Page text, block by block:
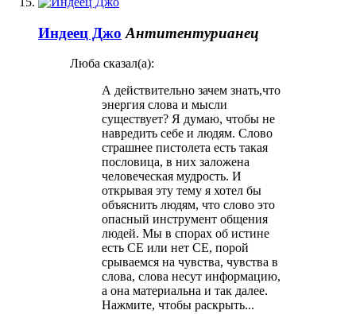
Индеец Джо Антитентурианец
Люба сказал(а):
А действительно зачем знать,что
энергия слова и мысли
существует? Я думаю, чтобы не
навредить себе и людям. Слово
страшнее пистолета есть такая
пословица, в них заложена
человеческая мудрость. И
открывая эту тему я хотел бы
объяснить людям, что слово это
опасный инструмент общения
людей. Мы в спорах об истине
есть СЕ или нет СЕ, порой
срываемся на чувства, чувства в
слова, слова несут информацию,
а она материальна и так далее.
Нажмите, чтобы раскрыть...